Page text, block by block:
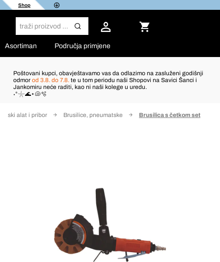
Shop
Asortiman Područja primjene
Poštovani kupci, obavještavamo vas da odlazimo na zasluženi godišnji
odmor od 3.8. do 7.8. te u tom periodu naši Shopovi na Savici Šanci i
Jankomiru neće raditi, kao ni naši kolege u uredu.
˖°𓇼🌊⋆🐚🫧
alat i pribor Brusilice, pneumatske Brusilica s četkom set